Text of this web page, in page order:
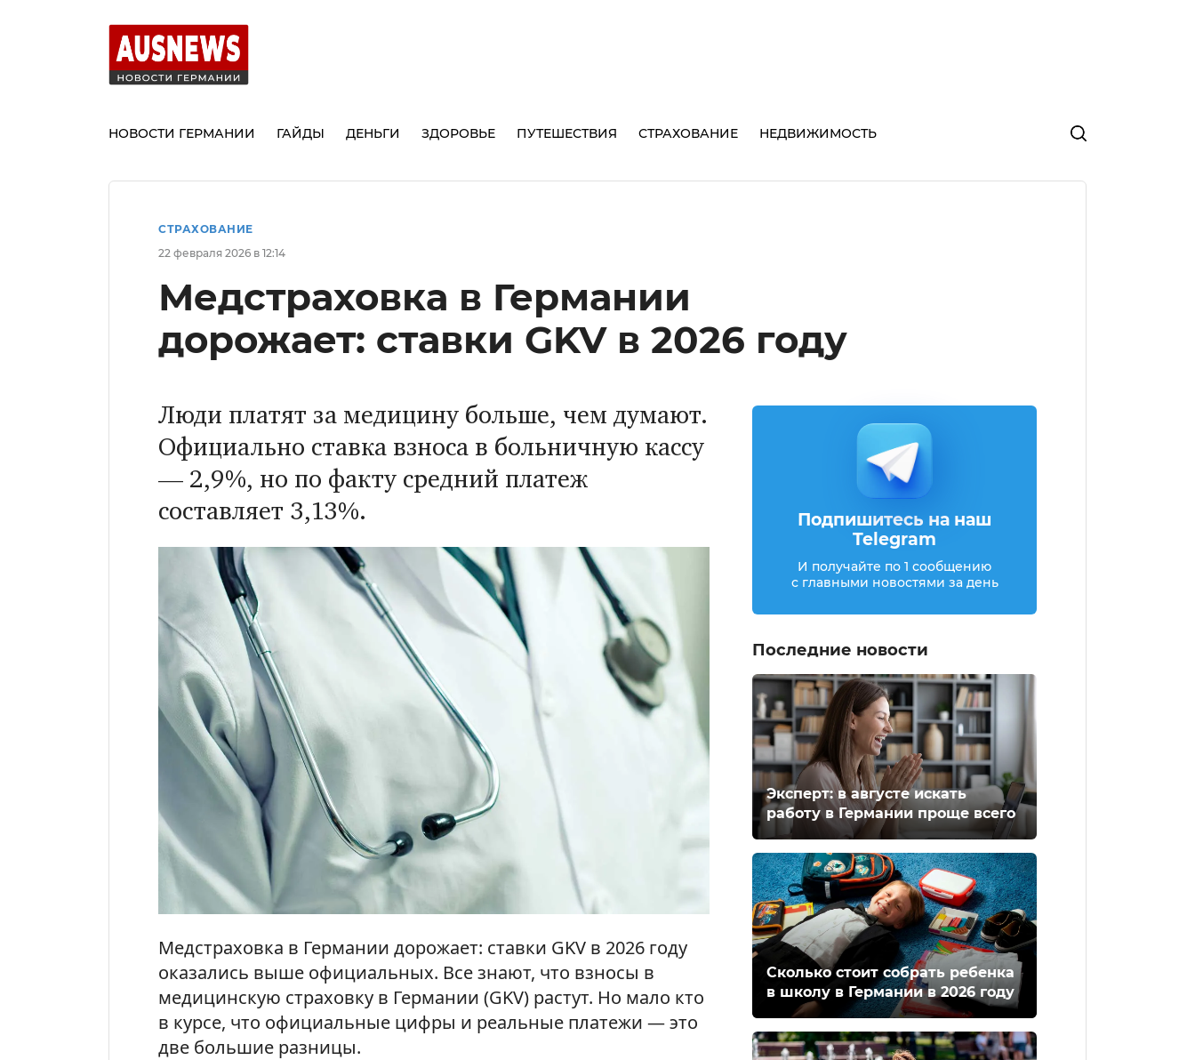
НОВОСТИ ГЕРМАНИИ ГАЙДЫ ДЕНЬГИ ЗДОРОВЬЕ ПУТЕШЕСТВИЯ СТРАХОВАНИЕ НЕДВИЖИМОСТЬ
СТРАХОВАНИЕ
22 февраля 2026 в 12:14
Медстраховка в Германии
дорожает: ставки GKV в 2026 году
Люди платят за медицину больше, чем думают.
Официально ставка взноса в больничную кассу
— 2,9%, но по факту средний платеж
составляет 3,13%.
Медстраховка в Германии дорожает: ставки GKV в 2026 году
оказались выше официальных. Все знают, что взносы в
медицинскую страховку в Германии (GKV) растут. Но мало кто
в курсе, что официальные цифры и реальные платежи — это
две большие разницы.
Подпишитесь на наш
Telegram
И получайте по 1 сообщению
с главными новостями за день
Последние новости
Эксперт: в августе искать
работу в Германии проще всего
Сколько стоит собрать ребенка
в школу в Германии в 2026 году